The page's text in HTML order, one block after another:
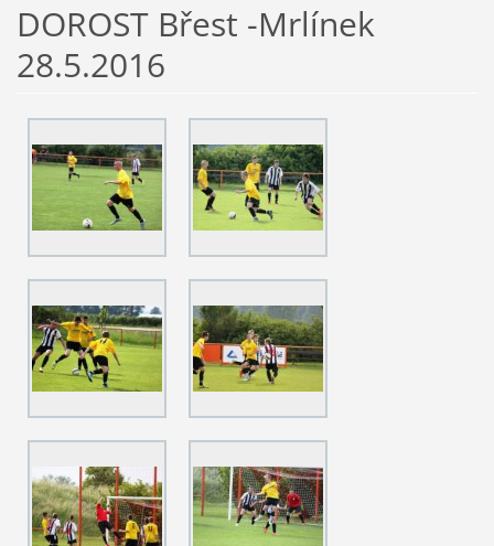
DOROST Břest -Mrlínek
28.5.2016